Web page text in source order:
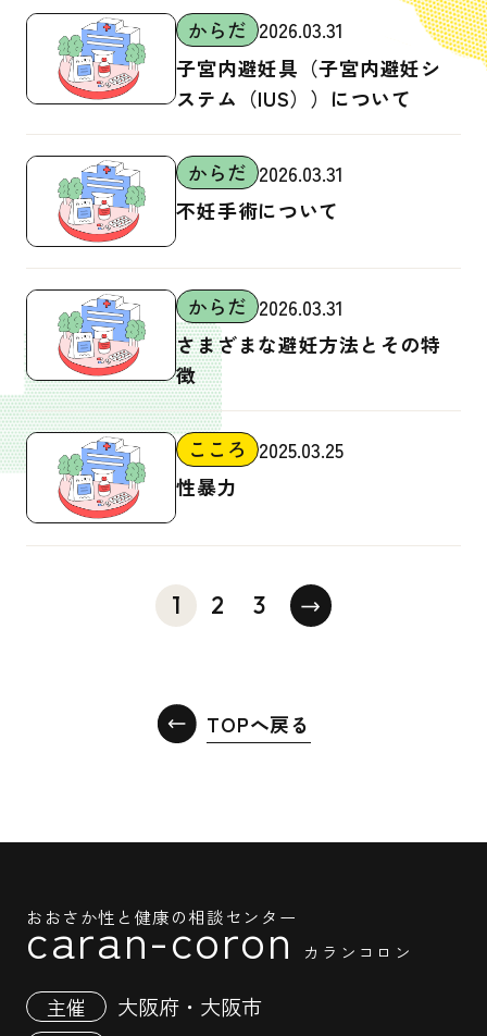
からだ 2026.03.31
子宮内避妊具（子宮内避妊シ
ステム（IUS））について
からだ 2026.03.31
不妊手術について
からだ 2026.03.31
さまざまな避妊方法とその特
徴
こころ 2025.03.25
性暴力
1 2 3
TOPへ戻る
おおさか性と健康の相談センター
caran-coron カランコロン
主催 大阪府・大阪市